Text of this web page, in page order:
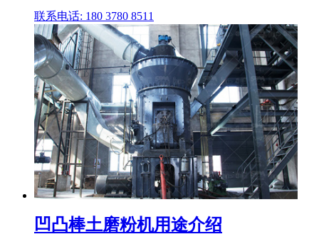
联系电话: 180 3780 8511
凹凸棒土磨粉机用途介绍